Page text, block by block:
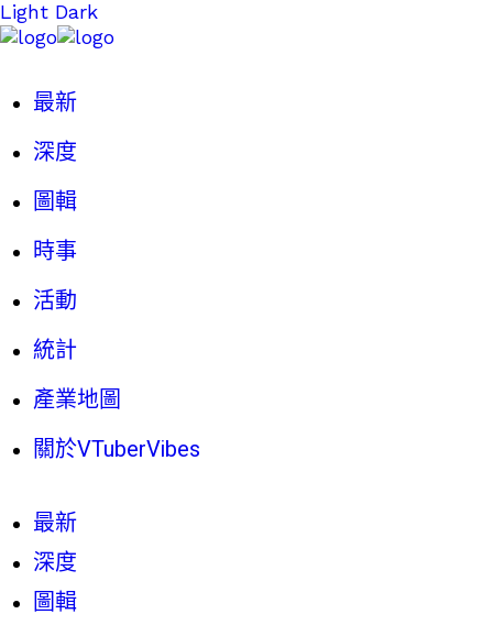
Light Dark
最新
深度
圖輯
時事
活動
統計
產業地圖
關於VTuberVibes
最新
深度
圖輯